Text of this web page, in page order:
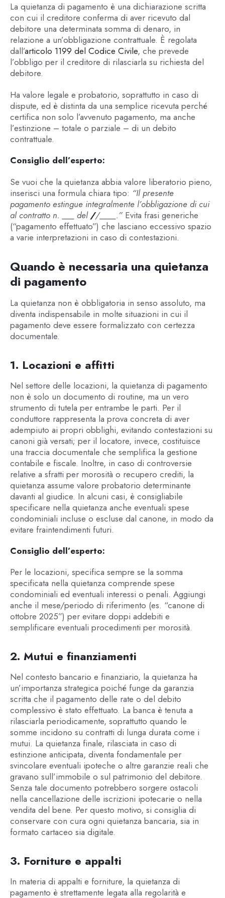
La quietanza di pagamento è una dichiarazione scritta
con cui il creditore conferma di aver ricevuto dal
debitore una determinata somma di denaro, in
relazione a un’obbligazione contrattuale. È regolata
dall’articolo 1199 del Codice Civile, che prevede
l’obbligo per il creditore di rilasciarla su richiesta del
debitore.
Ha valore legale e probatorio, soprattutto in caso di
dispute, ed è distinta da una semplice ricevuta perché
certifica non solo l’avvenuto pagamento, ma anche
l’estinzione – totale o parziale – di un debito
contrattuale.
Consiglio dell’esperto:
Se vuoi che la quietanza abbia valore liberatorio pieno,
inserisci una formula chiara tipo: “Il presente
pagamento estingue integralmente l’obbligazione di cui
al contratto n. ___ del //____.”Evita frasi generiche
(“pagamento effettuato”) che lasciano eccessivo spazio
a varie interpretazioni in caso di contestazioni.
Quando è necessaria una quietanza
di pagamento
La quietanza non è obbligatoria in senso assoluto, ma
diventa indispensabile in molte situazioni in cui il
pagamento deve essere formalizzato con certezza
documentale.
1. Locazioni e affitti
Nel settore delle locazioni, la quietanza di pagamento
non è solo un documento di routine, ma un vero
strumento di tutela per entrambe le parti. Per il
conduttore rappresenta la prova concreta di aver
adempiuto ai propri obblighi, evitando contestazioni su
canoni già versati; per il locatore, invece, costituisce
una traccia documentale che semplifica la gestione
contabile e fiscale. Inoltre, in caso di controversie
relative a sfratti per morosità o recupero crediti, la
quietanza assume valore probatorio determinante
davanti al giudice. In alcuni casi, è consigliabile
specificare nella quietanza anche eventuali spese
condominiali incluse o escluse dal canone, in modo da
evitare fraintendimenti futuri.
Consiglio dell’esperto:
Per le locazioni, specifica sempre se la somma
specificata nella quietanza comprende spese
condominiali ed eventuali interessi o penali. Aggiungi
anche il mese/periodo di riferimento (es. “canone di
ottobre 2025”) per evitare doppi addebiti e
semplificare eventuali procedimenti per morosità.
2. Mutui e finanziamenti
Nel contesto bancario e finanziario, la quietanza ha
un’importanza strategica poiché funge da garanzia
scritta che il pagamento delle rate o del debito
complessivo è stato effettuato. La banca è tenuta a
rilasciarla periodicamente, soprattutto quando le
somme incidono su contratti di lunga durata come i
mutui. La quietanza finale, rilasciata in caso di
estinzione anticipata, diventa fondamentale per
svincolare eventuali ipoteche o altre garanzie reali che
gravano sull’immobile o sul patrimonio del debitore.
Senza tale documento potrebbero sorgere ostacoli
nella cancellazione delle iscrizioni ipotecarie o nella
vendita del bene. Per questo motivo, si consiglia di
conservare con cura ogni quietanza bancaria, sia in
formato cartaceo sia digitale.
3. Forniture e appalti
In materia di appalti e forniture, la quietanza di
pagamento è strettamente legata alla regolarità e